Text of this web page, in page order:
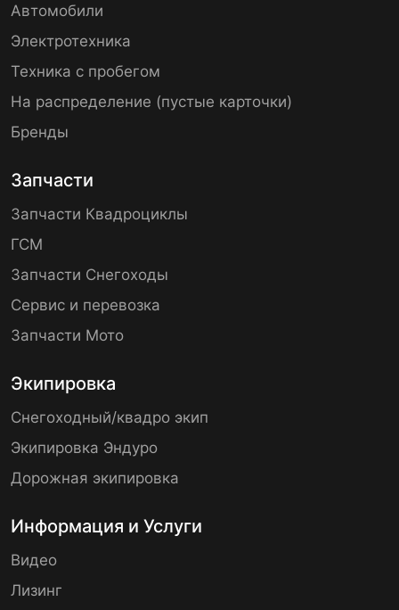
Автомобили
Электротехника
Техника с пробегом
На распределение (пустые карточки)
Бренды
Запчасти
Запчасти Квадроциклы
ГСМ
Запчасти Снегоходы
Сервис и перевозка
Запчасти Мото
Экипировка
Снегоходный/квадро экип
Экипировка Эндуро
Дорожная экипировка
Информация и Услуги
Видео
Лизинг